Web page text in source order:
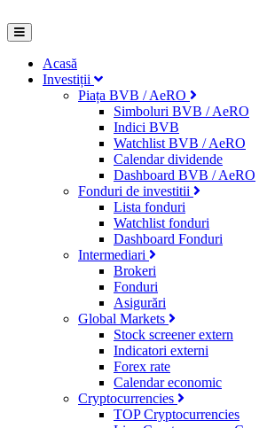
Acasă
Investiții
Piața BVB / AeRO
Simboluri BVB / AeRO
Indici BVB
Watchlist BVB / AeRO
Calendar dividende
Dashboard BVB / AeRO
Fonduri de investitii
Lista fonduri
Watchlist fonduri
Dashboard Fonduri
Intermediari
Brokeri
Fonduri
Asigurări
Global Markets
Stock screener extern
Indicatori externi
Forex rate
Calendar economic
Cryptocurrencies
TOP Cryptocurrencies